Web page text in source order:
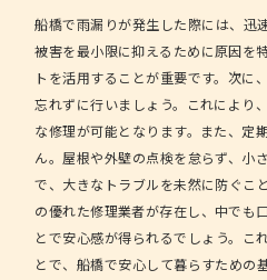
船橋で雨漏りが発生した際には、迅
被害を最小限に抑えるために原因を
トを活用することが重要です。次に
忘れずに行いましょう。これにより
な修理が可能となります。また、定
ん。屋根や外壁の点検を怠らず、小
で、大きなトラブルを未然に防ぐこ
の優れた修理業者が存在し、中でも
とで安心感が得られるでしょう。こ
とで、船橋で安心して暮らすための